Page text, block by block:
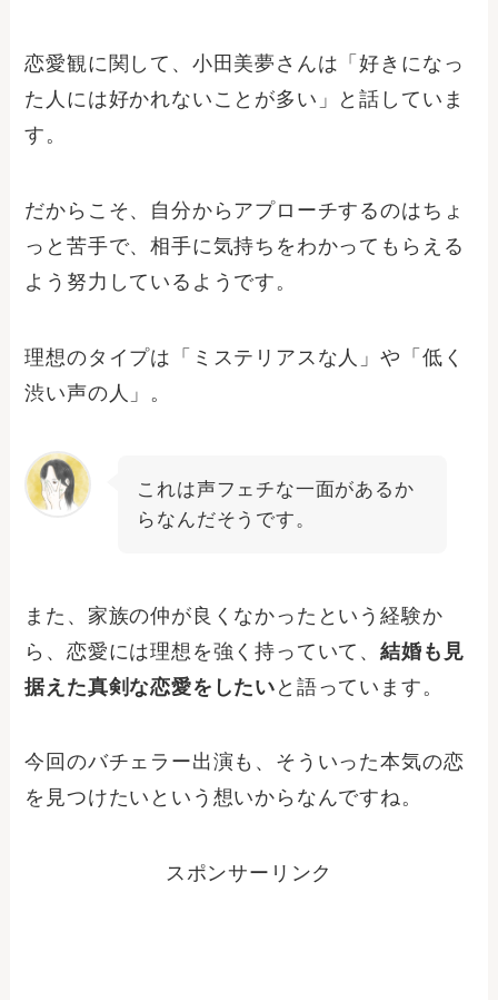
恋愛観に関して、小田美夢さんは「好きになっ
た人には好かれないことが多い」と話していま
す。
だからこそ、自分からアプローチするのはちょ
っと苦手で、相手に気持ちをわかってもらえる
よう努力しているようです。
理想のタイプは「ミステリアスな人」や「低く
渋い声の人」。
これは声フェチな一面があるか
らなんだそうです。
また、家族の仲が良くなかったという経験か
ら、恋愛には理想を強く持っていて、結婚も見
据えた真剣な恋愛をしたい と語っています。
今回のバチェラー出演も、そういった本気の恋
を見つけたいという想いからなんですね。
スポンサーリンク